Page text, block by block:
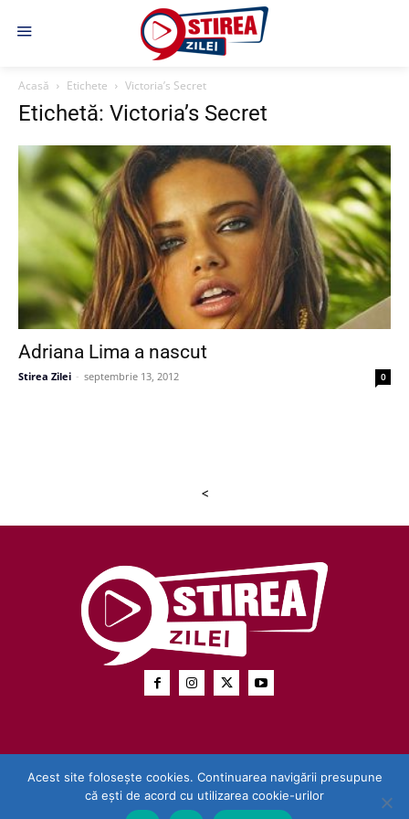
Acasă Etichete Victoria’s Secret
Etichetă: Victoria’s Secret
Adriana Lima a nascut
Stirea Zilei - septembrie 13, 2012 0
<
Acest site folosește cookies. Continuarea navigării presupune
că ești de acord cu utilizarea cookie-urilor